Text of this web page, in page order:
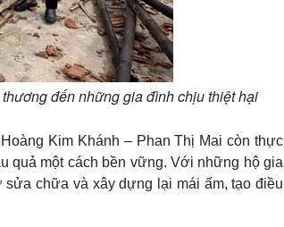
đến những gia đình chịu thiệt hại
Kim Khánh – Phan Thị Mai còn thực
quả một cách bền vững. Với những hộ gia
chữa và xây dựng lại mái ấm, tạo điều